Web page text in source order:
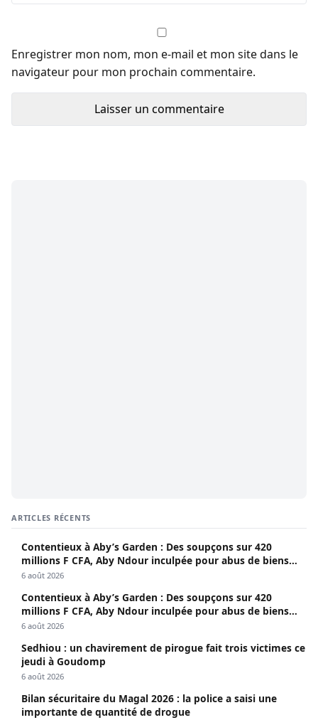
Enregistrer mon nom, mon e-mail et mon site dans le
navigateur pour mon prochain commentaire.
ARTICLES RÉCENTS
Contentieux à Aby’s Garden : Des soupçons sur 420
millions F CFA, Aby Ndour inculpée pour abus de biens
sociaux
6 août 2026
Contentieux à Aby’s Garden : Des soupçons sur 420
millions F CFA, Aby Ndour inculpée pour abus de biens
sociaux
6 août 2026
Sedhiou : un chavirement de pirogue fait trois victimes ce
jeudi à Goudomp
6 août 2026
Bilan sécuritaire du Magal 2026 : la police a saisi une
importante de quantité de drogue